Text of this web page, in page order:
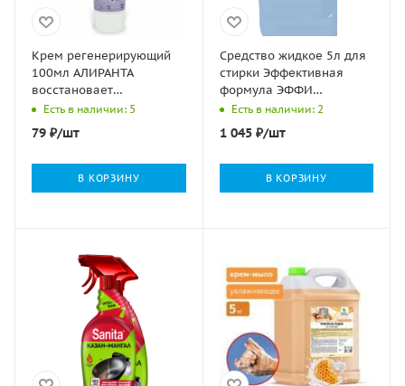
Крем регенерирующий
100мл АЛИРАНТА
восстановает
естесственный защитный
барьер 1/54
Есть в наличии: 5
79 ₽/шт
В КОРЗИНУ
Средство жидкое 5л для
стирки Эффективная
формула ЭФФИ
усиленное (эксперт 2000)
Есть в наличии: 2
1 045₽/шт
В КОРЗИНУ